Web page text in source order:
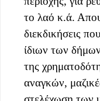
το λαό κ.ά.
διεκδικήσεις
ίδιων των
της
αναγκών,